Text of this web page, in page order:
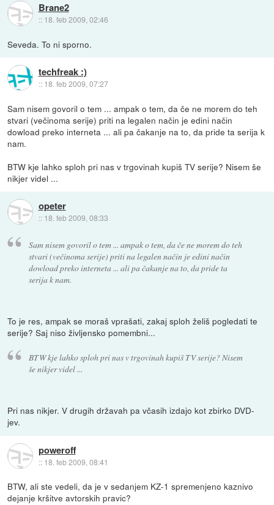
Brane2
:: 18. feb 2009, 02:46
Seveda. To ni sporno.
techfreak :)
:: 18. feb 2009, 07:27
Sam nisem govoril o tem ... ampak o tem, da če ne morem do teh
stvari (večinoma serije) priti na legalen način je edini način
dowload preko interneta ... ali pa čakanje na to, da pride ta serija k
nam.
BTW kje lahko sploh pri nas v trgovinah kupiš TV serije? Nisem še
nikjer videl ...
opeter
:: 18. feb 2009, 08:33
Sam nisem govoril o tem ... ampak o tem, da če ne morem do teh
stvari (večinoma serije) priti na legalen način je edini način
dowload preko interneta ... ali pa čakanje na to, da pride ta
serija k nam.
To je res, ampak se moraš vprašati, zakaj sploh želiš pogledati te
serije? Saj niso življensko pomembni...
BTW kje lahko sploh pri nas v trgovinah kupiš TV serije? Nisem
še nikjer videl ...
Pri nas nikjer. V drugih državah pa včasih izdajo kot zbirko DVD-
jev.
poweroff
:: 18. feb 2009, 08:41
BTW, ali ste vedeli, da je v sedanjem KZ-1 spremenjeno kaznivo
dejanje kršitve avtorskih pravic?